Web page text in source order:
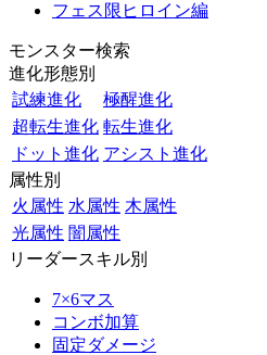
フェス限ヒロイン編
モンスター検索
進化形態別
試練進化
極醒進化
超転生進化 転生進化
ドット進化 アシスト進化
属性別
火属性 水属性 木属性
光属性 闇属性
リーダースキル別
7×6マス
コンボ加算
固定ダメージ